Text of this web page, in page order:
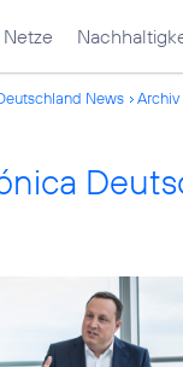
Netze
News Archiv